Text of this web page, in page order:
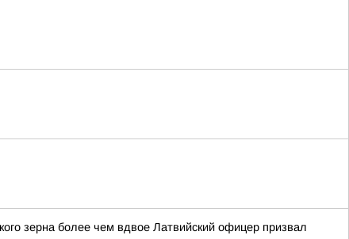
зерна более чем вдвое Латвийский офицер призвал